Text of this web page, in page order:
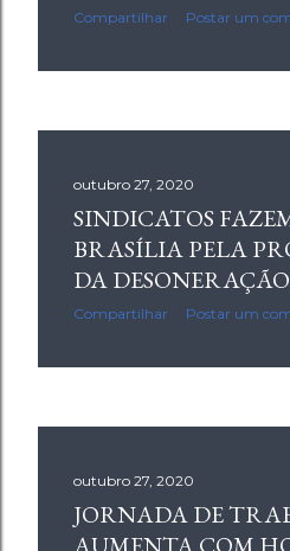
Compartilhar Postar um
outubro 27, 2020
SINDICATOS
BRASÍLIA PELA
DA
Compartilhar Postar um
outubro 27, 2020
JORNADA DE